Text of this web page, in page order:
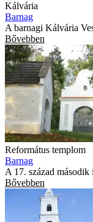
Kálvária
Barnag
A barnagi Kálvária
Bővebben
Református templom
Barnag
A 17. század második
Bővebben